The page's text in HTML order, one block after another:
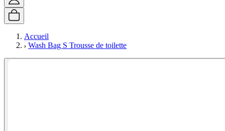
Accueil
Wash Bag S Trousse de toilette